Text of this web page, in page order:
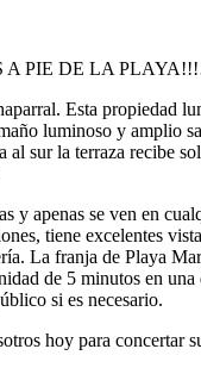
A PIE DE LA
Esta propiedad
luminoso y amplio
sur la terraza recibe
apenas se ven en
tiene excelentes
La franja de Playa
de 5 minutos en
si es necesario.
hoy para concertar